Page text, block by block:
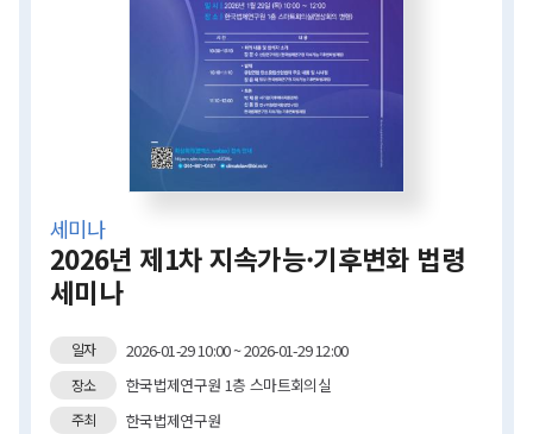
세미나
2026년 제1차 지속가능·기후변화 법령
세미나
일자 2026-01-29 10:00 ~ 2026-01-29 12:00
장소 한국법제연구원 1층 스마트회의실
주최 한국법제연구원